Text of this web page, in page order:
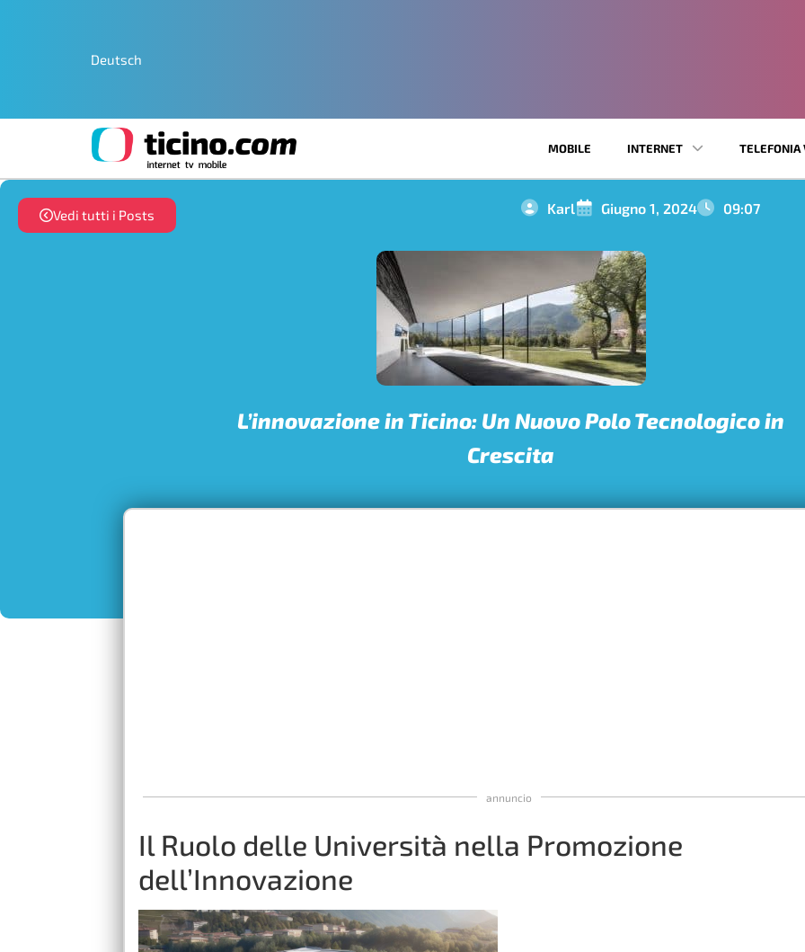
Deutsch
MOBILE INTERNET TELEFONIA
Vedi tutti i Posts Karl Giugno 1, 2024 09:07
L’innovazione in Ticino: Un Nuovo Polo Tecnologico in
Crescita
annuncio
Il Ruolo delle Università nella Promozione
dell’Innovazione